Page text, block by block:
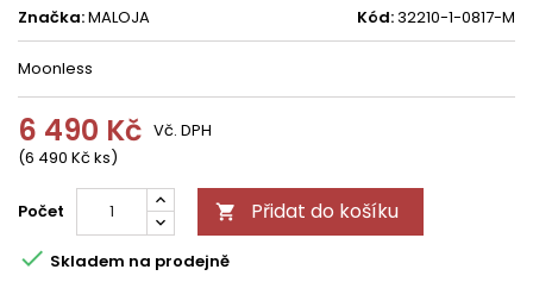
Značka:MALOJA Kód:32210-1-0817-M
Moonless
6 490 Kč
(6 490 Kč ks)
Vč. DPH
Počet  Přidat do košíku
 Skladem na prodejně